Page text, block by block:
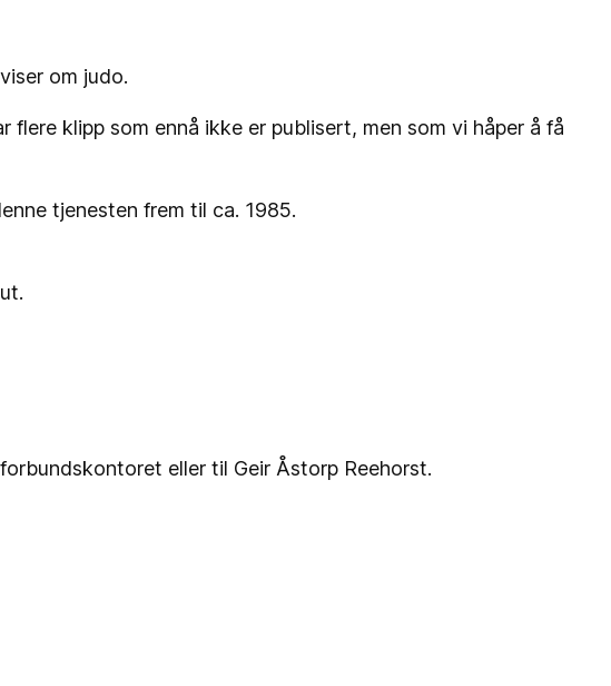
om judo.
klipp som ennå ikke er publisert, men som vi håper å få
tjenesten frem til ca. 1985.
eller til Geir Åstorp Reehorst.